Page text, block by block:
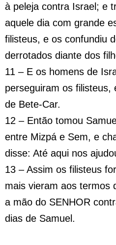
à peleja contra Israel; e
aquele dia com grande
filisteus, e os confundiu
derrotados diante dos
11 – E os homens de
perseguiram os filisteus,
de Bete-Car.
12 – Então tomou
entre Mizpá e Sem, e
disse: Até aqui nos
13 – Assim os filisteus
mais vieram aos termos
a mão do SENHOR
dias de Samuel.